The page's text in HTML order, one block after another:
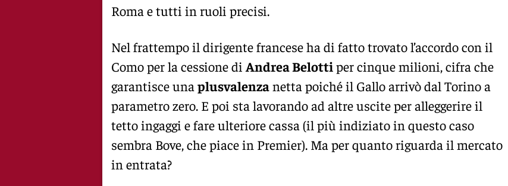
Roma e tutti in ruoli precisi.
Nel frattempo il dirigente francese ha di fatto trovato l’accordo con il
Como per la cessione di Andrea Belottiper cinque milioni, cifra che
garantisce una plusvalenzanetta poiché il Gallo arrivò dal Torino a
parametro zero. E poi sta lavorando ad altre uscite per alleggerire il
tetto ingaggi e fare ulteriore cassa (il più indiziato in questo caso
sembra Bove, che piace in Premier). Ma per quanto riguarda il mercato
in entrata?